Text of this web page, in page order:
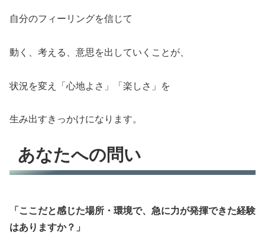
自分のフィーリングを信じて
動く、考える、意思を出していくことが、
状況を変え「心地よさ」「楽しさ」を
生み出すきっかけになります。
あなたへの問い
「ここだと感じた場所・環境で、急に力が発揮できた経験
はありますか？」